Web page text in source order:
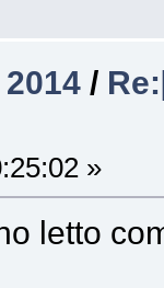
/
»
letto